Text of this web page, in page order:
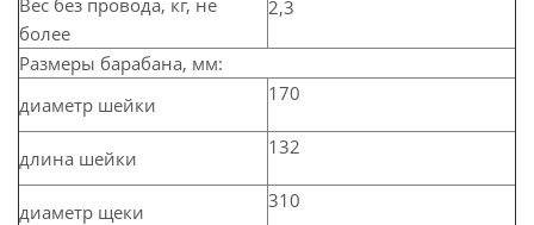
Вес без провода, кг, не
более
2,3
Размеры барабана, мм:
диаметр шейки
170
длина шейки 132
диаметр щеки 310